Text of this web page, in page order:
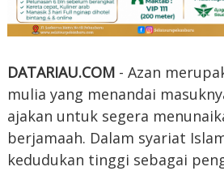
DATARIAU.COM - Azan
mulia yang menandai
ajakan untuk segera
berjamaah. Dalam syariat
kedudukan tinggi sebagai